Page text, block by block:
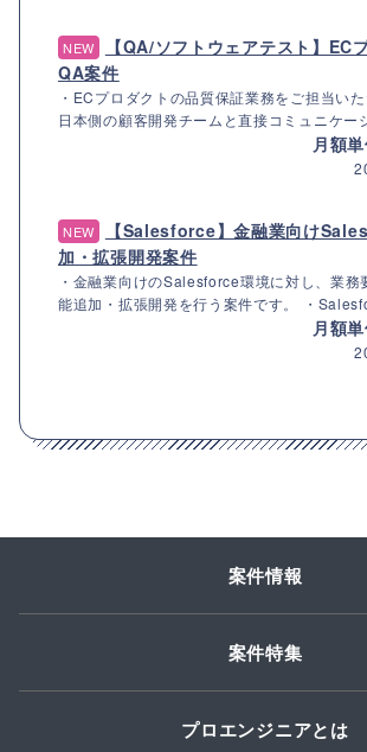
NEW
【QA/ソフトウェアテスト】EC
QA案件
・ECプロダクトの品質保証業務をご担当いた
日本側の顧客開発チームと直接コミュニケー
月額
NEW
【Salesforce】金融業向け
加・拡張開発案件
・金融業向けのSalesforce環境に対し、業務
能追加・拡張開発を行う案件です。 ・
月額
案件情報
案件特集
プロエンジニアとは